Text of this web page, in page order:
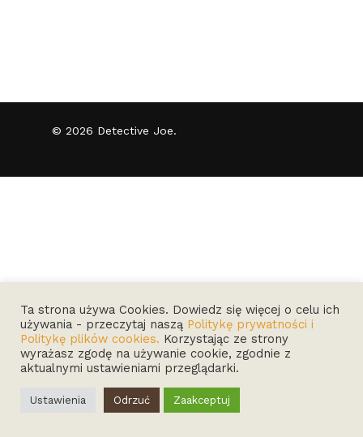
Ta strona używa Cookies. Dowiedz się więcej o celu ich
używania - przeczytaj naszą Politykę prywatności i
Politykę plików cookies. Korzystając ze strony
wyrażasz zgodę na używanie cookie, zgodnie z
aktualnymi ustawieniami przeglądarki.
Ustawienia Odrzuć Zaakceptuj
© 2026 Detective Joe.